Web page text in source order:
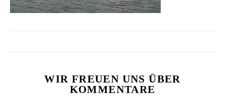
WIR FREUEN UNS ÜBER
KOMMENTARE